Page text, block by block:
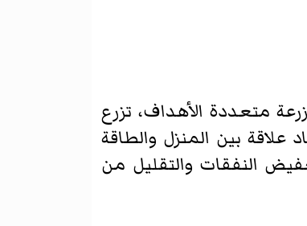
متعددة الأهداف، تزرع
علاقة بين المنزل والطاقة
النفقات والتقليل من